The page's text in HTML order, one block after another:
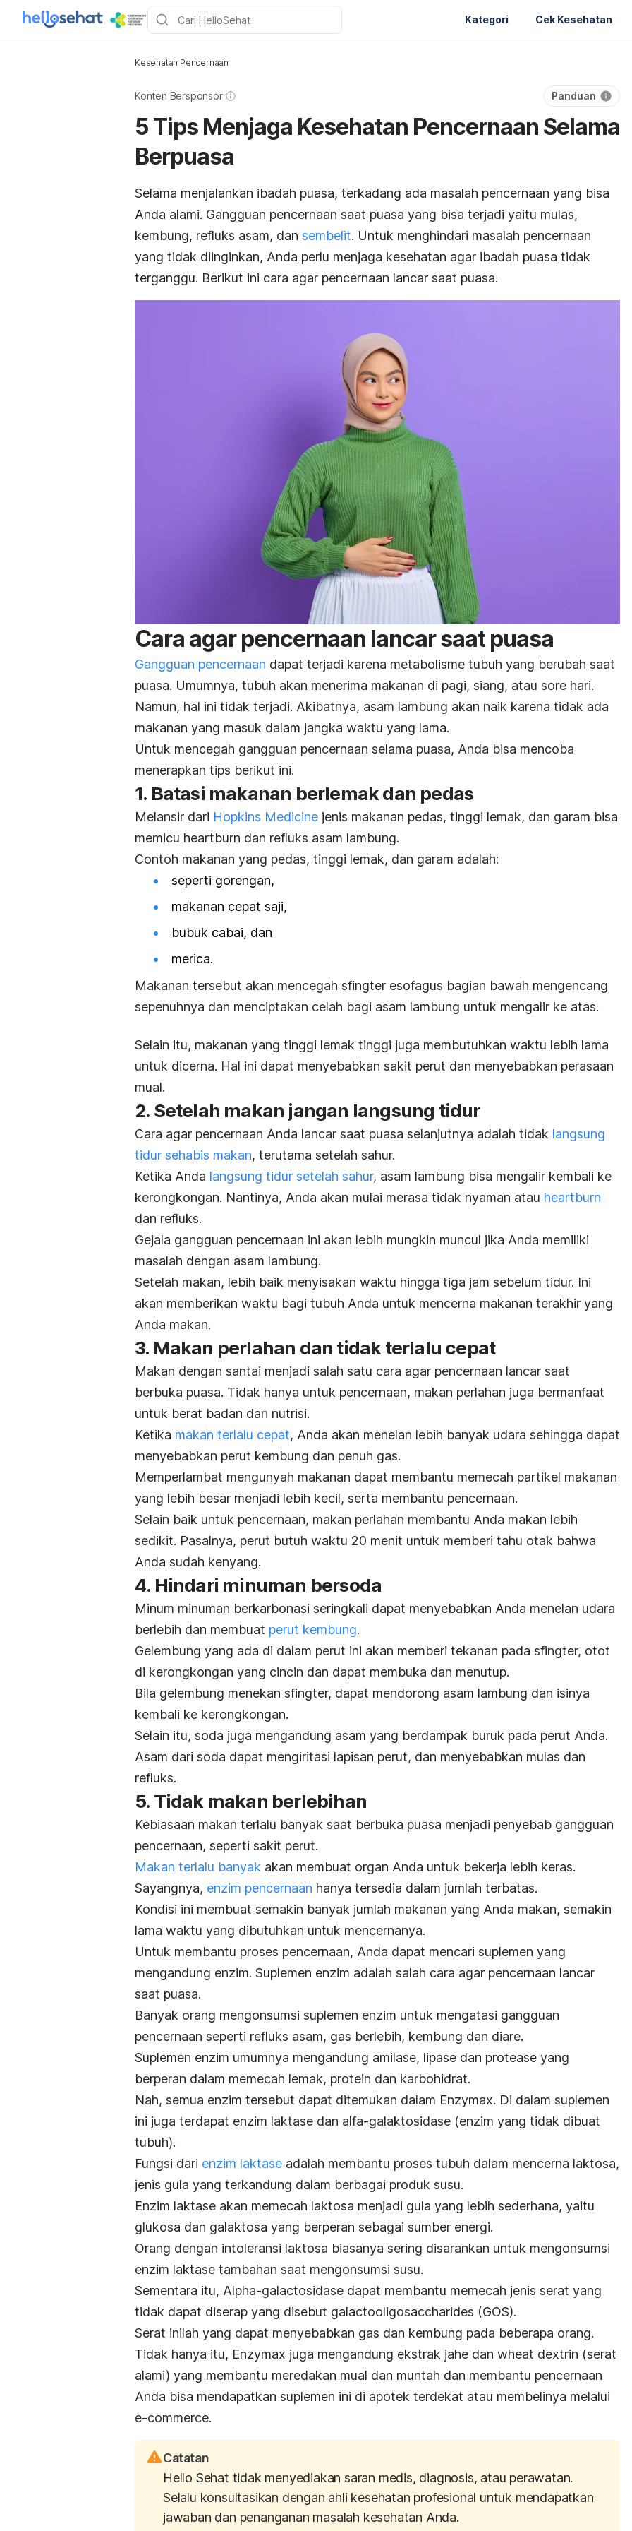
Kategori Cek Kesehatan
Kesehatan Pencernaan
Konten Bersponsor Panduan
5 Tips Menjaga Kesehatan Pencernaan Selama
Berpuasa
Selama menjalankan ibadah puasa, terkadang ada masalah pencernaan yang bisa
Anda alami. Gangguan pencernaan saat puasa yang bisa terjadi yaitu mulas,
kembung, refluks asam, dan sembelit. Untuk menghindari masalah pencernaan
yang tidak diinginkan, Anda perlu menjaga kesehatan agar ibadah puasa tidak
terganggu. Berikut ini cara agar pencernaan lancar saat puasa.
Cara agar pencernaan lancar saat puasa
Gangguan pencernaan dapat terjadi karena metabolisme tubuh yang berubah saat
puasa. Umumnya, tubuh akan menerima makanan di pagi, siang, atau sore hari.
Namun, hal ini tidak terjadi. Akibatnya, asam lambung akan naik karena tidak ada
makanan yang masuk dalam jangka waktu yang lama.
Untuk mencegah gangguan pencernaan selama puasa, Anda bisa mencoba
menerapkan tips berikut ini.
1. Batasi makanan berlemak dan pedas
Melansir dari Hopkins Medicine jenis makanan pedas, tinggi lemak, dan garam bisa
memicu heartburn dan refluks asam lambung.
Contoh makanan yang pedas, tinggi lemak, dan garam adalah:
seperti gorengan,
makanan cepat saji,
bubuk cabai, dan
merica.
Makanan tersebut akan mencegah sfingter esofagus bagian bawah mengencang
sepenuhnya dan menciptakan celah bagi asam lambung untuk mengalir ke atas.
Selain itu, makanan yang tinggi lemak tinggi juga membutuhkan waktu lebih lama
untuk dicerna. Hal ini dapat menyebabkan sakit perut dan menyebabkan perasaan
mual.
2. Setelah makan jangan langsung tidur
Cara agar pencernaan Anda lancar saat puasa selanjutnya adalah tidak langsung
tidur sehabis makan, terutama setelah sahur.
Ketika Anda langsung tidur setelah sahur, asam lambung bisa mengalir kembali ke
kerongkongan. Nantinya, Anda akan mulai merasa tidak nyaman atau heartburn
dan refluks.
Gejala gangguan pencernaan ini akan lebih mungkin muncul jika Anda memiliki
masalah dengan asam lambung.
Setelah makan, lebih baik menyisakan waktu hingga tiga jam sebelum tidur. Ini
akan memberikan waktu bagi tubuh Anda untuk mencerna makanan terakhir yang
Anda makan.
3. Makan perlahan dan tidak terlalu cepat
Makan dengan santai menjadi salah satu cara agar pencernaan lancar saat
berbuka puasa. Tidak hanya untuk pencernaan, makan perlahan juga bermanfaat
untuk berat badan dan nutrisi.
Ketika makan terlalu cepat, Anda akan menelan lebih banyak udara sehingga dapat
menyebabkan perut kembung dan penuh gas.
Memperlambat mengunyah makanan dapat membantu memecah partikel makanan
yang lebih besar menjadi lebih kecil, serta membantu pencernaan.
Selain baik untuk pencernaan, makan perlahan membantu Anda makan lebih
sedikit. Pasalnya, perut butuh waktu 20 menit untuk memberi tahu otak bahwa
Anda sudah kenyang.
4. Hindari minuman bersoda
Minum minuman berkarbonasi seringkali dapat menyebabkan Anda menelan udara
berlebih dan membuat perut kembung.
Gelembung yang ada di dalam perut ini akan memberi tekanan pada sfingter, otot
di kerongkongan yang cincin dan dapat membuka dan menutup.
Bila gelembung menekan sfingter, dapat mendorong asam lambung dan isinya
kembali ke kerongkongan.
Selain itu, soda juga mengandung asam yang berdampak buruk pada perut Anda.
Asam dari soda dapat mengiritasi lapisan perut, dan menyebabkan mulas dan
refluks.
5. Tidak makan berlebihan
Kebiasaan makan terlalu banyak saat berbuka puasa menjadi penyebab gangguan
pencernaan, seperti sakit perut.
Makan terlalu banyak akan membuat organ Anda untuk bekerja lebih keras.
Sayangnya, enzim pencernaan hanya tersedia dalam jumlah terbatas.
Kondisi ini membuat semakin banyak jumlah makanan yang Anda makan, semakin
lama waktu yang dibutuhkan untuk mencernanya.
Untuk membantu proses pencernaan, Anda dapat mencari suplemen yang
mengandung enzim. Suplemen enzim adalah salah cara agar pencernaan lancar
saat puasa.
Banyak orang mengonsumsi suplemen enzim untuk mengatasi gangguan
pencernaan seperti refluks asam, gas berlebih, kembung dan diare.
Suplemen enzim umumnya mengandung amilase, lipase dan protease yang
berperan dalam memecah lemak, protein dan karbohidrat.
Nah, semua enzim tersebut dapat ditemukan dalam Enzymax. Di dalam suplemen
ini juga terdapat enzim laktase dan alfa-galaktosidase (enzim yang tidak dibuat
tubuh).
Fungsi dari enzim laktase adalah membantu proses tubuh dalam mencerna laktosa,
jenis gula yang terkandung dalam berbagai produk susu.
Enzim laktase akan memecah laktosa menjadi gula yang lebih sederhana, yaitu
glukosa dan galaktosa yang berperan sebagai sumber energi.
Orang dengan intoleransi laktosa biasanya sering disarankan untuk mengonsumsi
enzim laktase tambahan saat mengonsumsi susu.
Sementara itu, Alpha-galactosidase dapat membantu memecah jenis serat yang
tidak dapat diserap yang disebut galactooligosaccharides (GOS).
Serat inilah yang dapat menyebabkan gas dan kembung pada beberapa orang.
Tidak hanya itu, Enzymax juga mengandung ekstrak jahe dan wheat dextrin (serat
alami) yang membantu meredakan mual dan muntah dan membantu pencernaan
Anda bisa mendapatkan suplemen ini di apotek terdekat atau membelinya melalui
e-commerce.
Catatan
Hello Sehat tidak menyediakan saran medis, diagnosis, atau perawatan.
Selalu konsultasikan dengan ahli kesehatan profesional untuk mendapatkan
jawaban dan penanganan masalah kesehatan Anda.